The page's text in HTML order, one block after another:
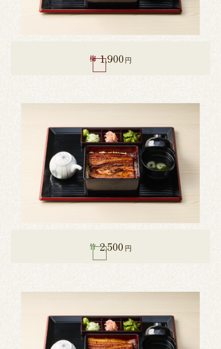
梅 1,900 円
竹 2,500 円